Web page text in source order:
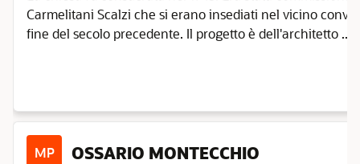
Carmelitani Scalzi che si erano insediati nel vicino
fine del secolo precedente. Il progetto è dell'architetto ...
MP OSSARIO MONTECCHIO